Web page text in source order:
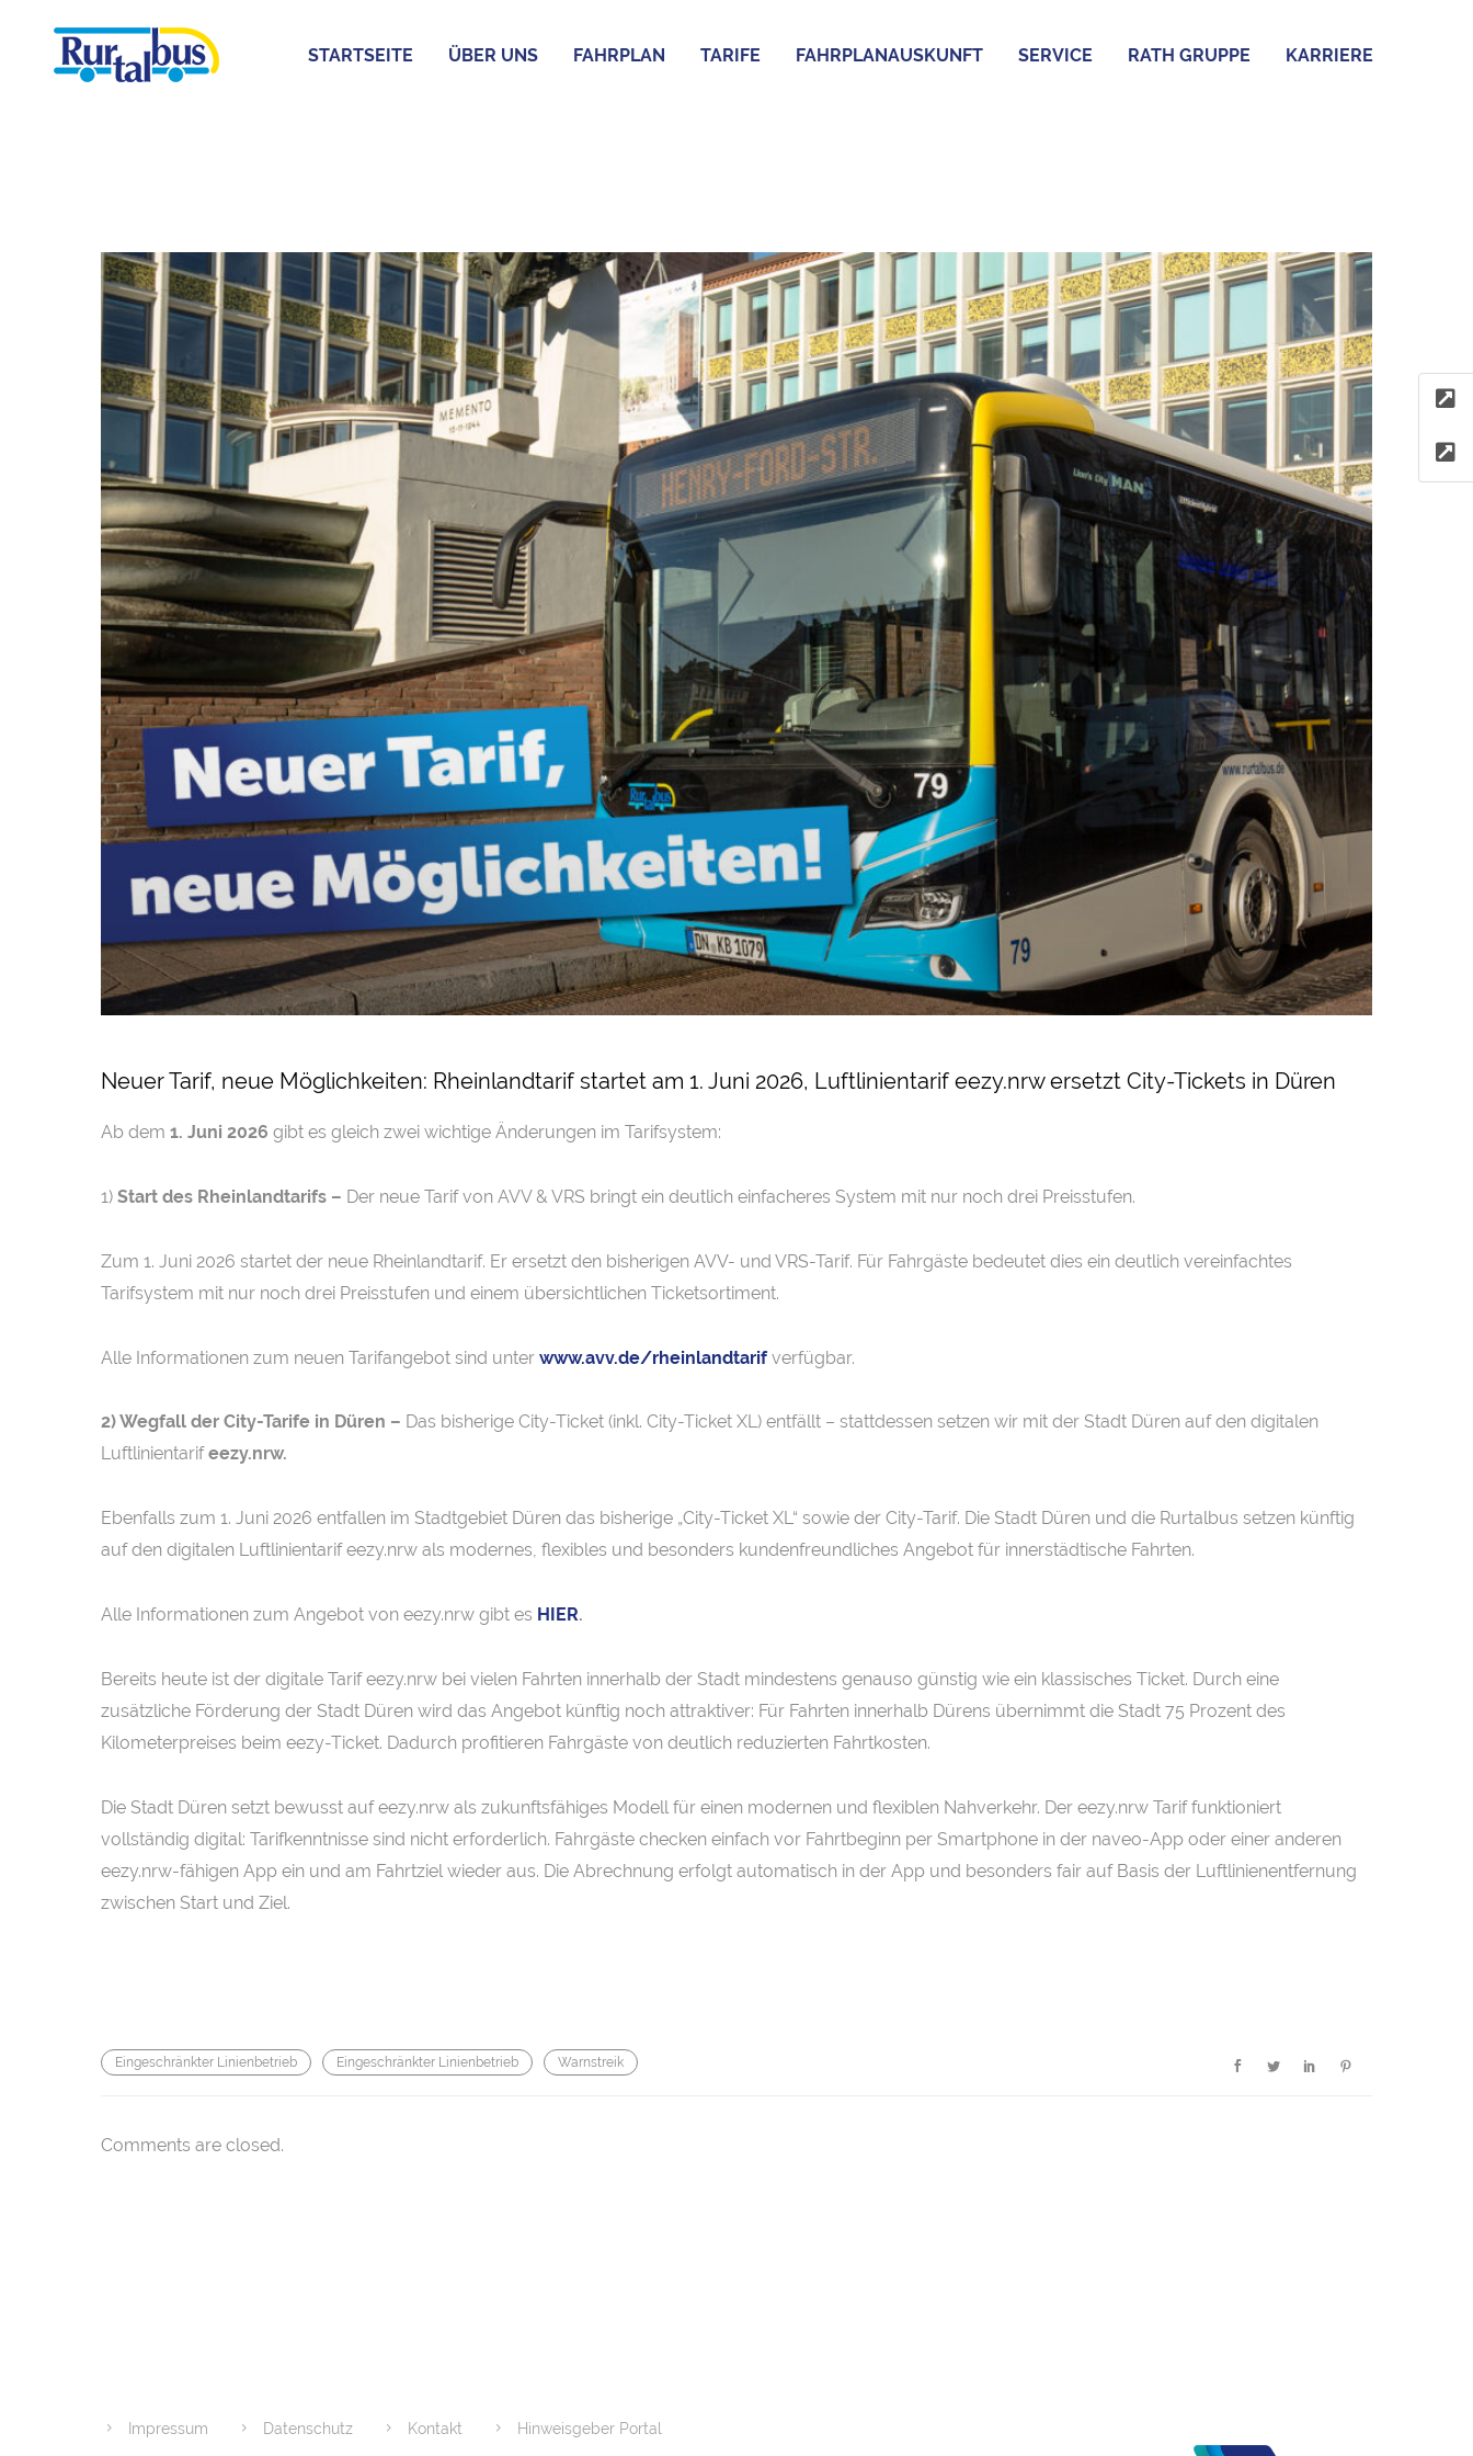
STARTSEITE ÜBER UNS FAHRPLAN TARIFE FAHRPLANAUSKUNFT SERVICE RATH GRUPPE KARRIERE
Neuer Tarif, neue Möglichkeiten: Rheinlandtarif startet am 1. Juni 2026, Luftlinientarif eezy.nrw ersetzt City-Tickets in Düren
Ab dem 1. Juni 2026 gibt es gleich zwei wichtige Änderungen im Tarifsystem:
1) Start des Rheinlandtarifs – Der neue Tarif von AVV & VRS bringt ein deutlich einfacheres System mit nur noch drei Preisstufen.
Zum 1. Juni 2026 startet der neue Rheinlandtarif. Er ersetzt den bisherigen AVV- und VRS-Tarif. Für Fahrgäste bedeutet dies ein deutlich vereinfachtes
Tarifsystem mit nur noch drei Preisstufen und einem übersichtlichen Ticketsortiment.
Alle Informationen zum neuen Tarifangebot sind unter www.avv.de/rheinlandtarif verfügbar.
2) Wegfall der City-Tarife in Düren – Das bisherige City-Ticket (inkl. City-Ticket XL) entfällt – stattdessen setzen wir mit der Stadt Düren auf den digitalen
Luftlinientarifeezy.nrw.
Ebenfalls zum 1. Juni 2026 entfallen im Stadtgebiet Düren das bisherige „City-Ticket XL“ sowie der City-Tarif. Die Stadt Düren und die Rurtalbus setzen künftig
auf den digitalen Luftlinientarif eezy.nrw als modernes, flexibles und besonders kundenfreundliches Angebot für innerstädtische Fahrten.
Alle Informationen zum Angebot von eezy.nrw gibt es HIER.
Bereits heute ist der digitale Tarif eezy.nrw bei vielen Fahrten innerhalb der Stadt mindestens genauso günstig wie ein klassisches Ticket. Durch eine
zusätzliche Förderung der Stadt Düren wird das Angebot künftig noch attraktiver: Für Fahrten innerhalb Dürens übernimmt die Stadt 75 Prozent des
Kilometerpreises beim eezy-Ticket. Dadurch profitieren Fahrgäste von deutlich reduzierten Fahrtkosten.
Die Stadt Düren setzt bewusst auf eezy.nrw als zukunftsfähiges Modell für einen modernen und flexiblen Nahverkehr. Der eezy.nrw Tarif funktioniert
vollständig digital: Tarifkenntnisse sind nicht erforderlich. Fahrgäste checken einfach vor Fahrtbeginn per Smartphone in der naveo-App oder einer anderen
eezy.nrw-fähigen App ein und am Fahrtziel wieder aus. Die Abrechnung erfolgt automatisch in der App und besonders fair auf Basis der Luftlinienentfernung
zwischen Start und Ziel.
Eingeschränkter Linienbetrieb Eingeschränkter Linienbetrieb Warnstreik
Comments are closed.
Impressum Datenschutz Kontakt Hinweisgeber Portal